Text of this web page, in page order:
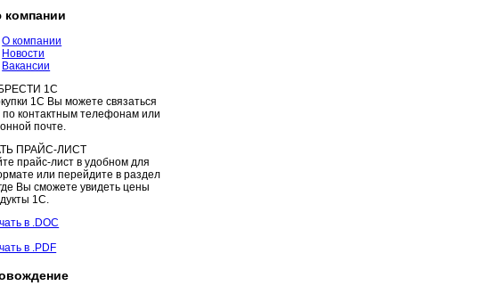
О компании
Новости
Вакансии
1С
1С Вы можете связаться
по контактным телефонам или
почте.
ПРАЙС-ЛИСТ
прайс-лист в удобном для
или перейдите в раздел
Вы сможете увидеть цены
1С.
в .DOC
в .PDF